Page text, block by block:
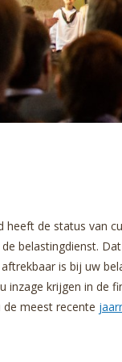
heeft de status van
belastingdienst.
is bij uw
inzage krijgen in de
de meest recente